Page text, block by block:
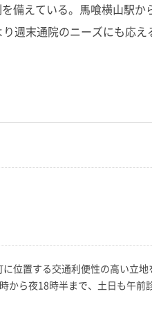
備えている。馬喰横山駅か
週末通院のニーズにも応え
位置する交通利便性の高い立
ら夜18時半まで、土日も午前